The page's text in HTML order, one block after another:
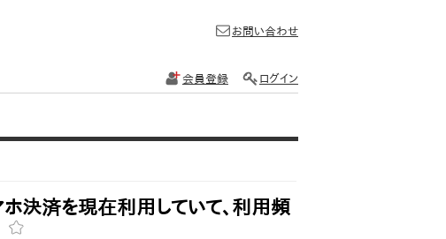
お問い合わせ
会員登録 ログイン
決済を現在利用していて、利用頻